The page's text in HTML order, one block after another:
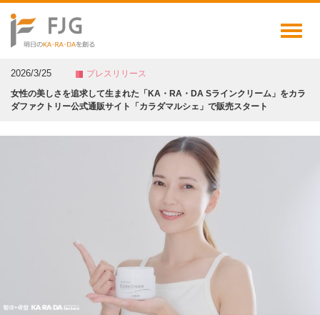
Toggle
2026/3/25
プレスリリース
女性の美しさを追求して生まれた「KA・RA・DA Sラインクリーム」をカラ
ダファクトリー公式通販サイト「カラダマルシェ」で販売スタート